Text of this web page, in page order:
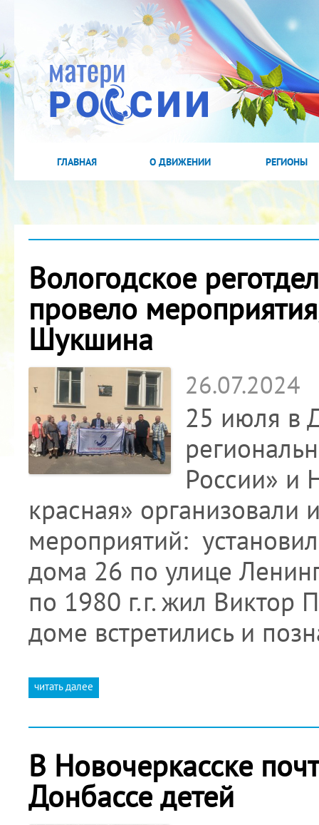
ГЛАВНАЯ О ДВИЖЕНИИ РЕГИОНЫ
Вологодское
провело
Шукшина
26.07.2024
25 июля в
России» и
красная»
мероприятий:
дома 26 по улице
по 1980 г.г. жил Виктор
доме встретились и
читать далее
В Новочеркасске
Донбассе детей